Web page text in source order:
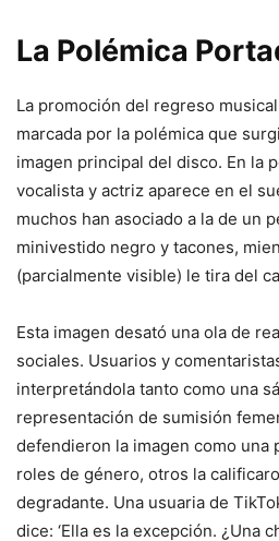
La Polémica
La promoción del regreso
marcada por la polémica que
imagen principal del disco. En la
vocalista y actriz aparece en el
muchos han asociado a la de un
minivestido negro y tacones,
(parcialmente visible) le tira del
Esta imagen desató una ola de
sociales. Usuarios y
interpretándola tanto como una
representación de sumisión
defendieron la imagen como una
roles de género, otros la
degradante. Una usuaria de
dice: ‘Ella es la excepción. ¿Una